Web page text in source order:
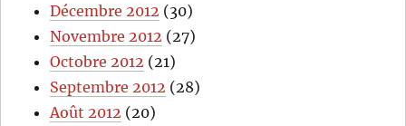
Décembre 2012 (30)
Novembre 2012 (27)
Octobre 2012 (21)
Septembre 2012 (28)
Août 2012 (20)